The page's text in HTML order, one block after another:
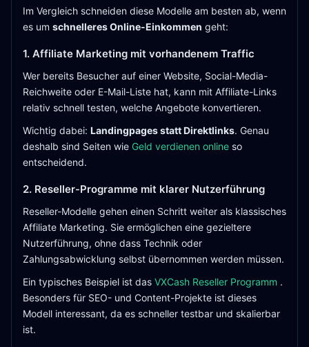
Im Vergleich schneiden diese Modelle am besten ab, wenn
es um schnelleres Online-Einkommen geht:
1. Affiliate Marketing mit vorhandenem Traffic
Wer bereits Besucher auf einer Website, Social-Media-
Reichweite oder E-Mail-Liste hat, kann mit Affiliate-Links
relativ schnell testen, welche Angebote konvertieren.
Wichtig dabei: Landingpages statt Direktlinks. Genau
deshalb sind Seiten wie Geld verdienen online so
entscheidend.
2. Reseller-Programme mit klarer Nutzerführung
Reseller-Modelle gehen einen Schritt weiter als klassisches
Affiliate Marketing. Sie ermöglichen eine gezieltere
Nutzerführung, ohne dass Technik oder
Zahlungsabwicklung selbst übernommen werden müssen.
Ein typisches Beispiel ist das VXCash Reseller Programm .
Besonders für SEO- und Content-Projekte ist dieses
Modell interessant, da es schneller testbar und skalierbar
ist.